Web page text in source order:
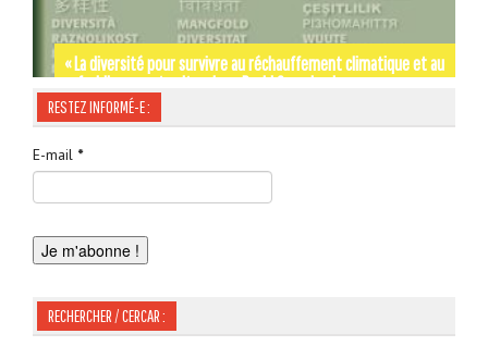
« La diversité pour survivre au réchauffement climatique et au
refroidissement culturel » — David Grosclaude
Par les rues et les chemins de SIGNES-SIGNA – Gérard Tautil
Occitània Moments d’Histoire de Jordi LABOUYSSE
RESTEZ INFORMÉ-E :
E-mail *
RECHERCHER / CERCAR :